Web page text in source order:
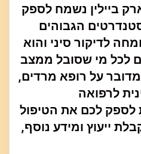
ביילין נשמח לספק
הגבוהים
לדיקור סיני והוא
לכל מי שסובל ממצב
על רופא מרדים,
לרפואה
לספק לכם את הטיפול
ייעוץ ומידע נוסף,